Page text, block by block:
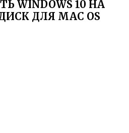
WINDOWS 10 НА
ДЛЯ MAC OS